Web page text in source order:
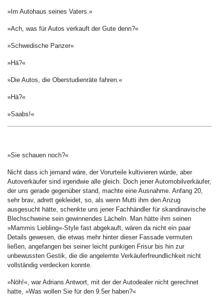
»Im Autohaus seines Vaters.«
»Ach, was für Autos verkauft der Gute denn?«
»Schwedische Panzer«
»Hä?«
»Die Autos, die Oberstudienräte fahren.«
»Hä?«
»Saabs!«
»Sie schauen noch?«
Nicht dass ich jemand wäre, der Vorurteile kultivieren würde, aber
Autoverkäufer sind irgendwie alle gleich. Doch jener Automobilverkäufer,
der uns gerade gegenüber stand, machte eine Ausnahme. Anfang 20,
sehr brav, adrett gekleidet, so, als wenn Mutti ihm den Anzug
ausgesucht hätte, schenkte uns jener Fachhändler für skandinavische
Blechschweine sein gewinnendes Lächeln. Man hätte ihm seinen
»Mammis Liebling«-Style fast abgekauft, wären da nicht ein paar
Details gewesen, die etwas mehr hinter dieser Fassade vermuten
ließen, angefangen bei seiner leicht punkigen Frisur bis hin zur
unbewussten Gestik, die die angelernte Verkäuferfreundlichkeit nicht
vollständig verdecken konnte.
»Nöh!«, war Adrians Antwort, mit der der Autodealer nicht gerechnet
hatte, »Was wollen Sie für den 9.5er haben?«